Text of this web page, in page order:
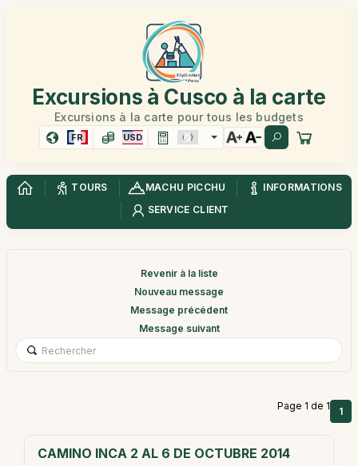
Excursions à Cusco à la carte
Excursions à la carte pour tous les budgets
FR USD
TOURS MACHU PICCHU
INFORMATIONS
SERVICE CLIENT
Revenir à la liste
Nouveau message
Message précédent
Message suivant
Page 1 de 1 1
CAMINO INCA 2 AL 6 DE OCTUBRE 2014